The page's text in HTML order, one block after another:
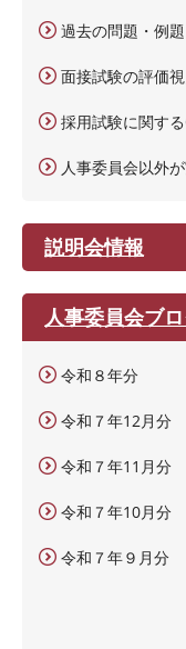
過去の問題・例題
面接試験の評価
採用試験に関す
人事委員会以外
説明会情報
人事委員会ブ
令和８年分
令和７年12月分
令和７年11月分
令和７年10月分
令和７年９月分